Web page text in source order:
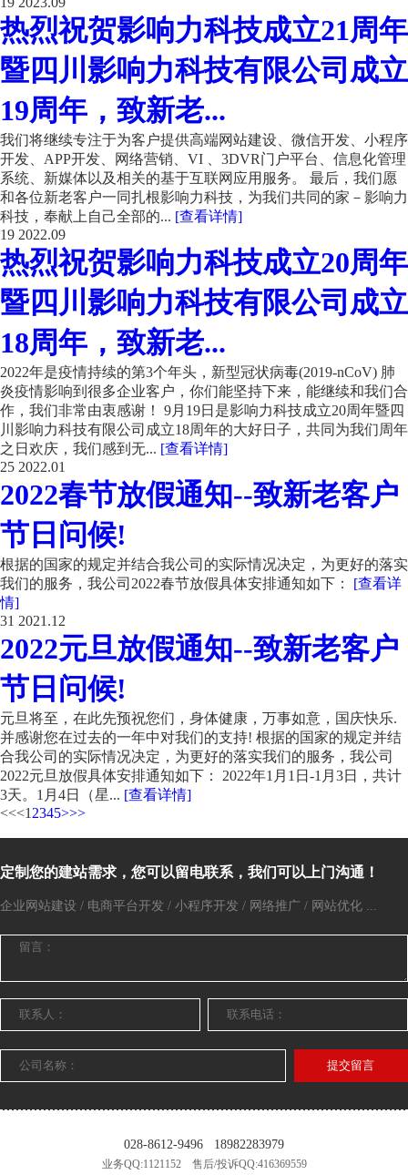
热烈祝贺影响力科技成立21周年
暨四川影响力科技有限公司成立
19周年，致新老...
我们将继续专注于为客户提供高端网站建设、微信开发、小程序
开发、APP开发、网络营销、VI 、3DVR门户平台、信息化管理
系统、新媒体以及相关的基于互联网应用服务。 最后，我们愿
和各位新老客户一同扎根影响力科技，为我们共同的家－影响力
科技，奉献上自己全部的... [查看详情]
19 2022.09
热烈祝贺影响力科技成立20周年
暨四川影响力科技有限公司成立
18周年，致新老...
2022年是疫情持续的第3个年头，新型冠状病毒(2019-nCoV) 肺
炎疫情影响到很多企业客户，你们能坚持下来，能继续和我们合
作，我们非常由衷感谢！ 9月19日是影响力科技成立20周年暨四
川影响力科技有限公司成立18周年的大好日子，共同为我们周年
之日欢庆，我们感到无... [查看详情]
25 2022.01
2022春节放假通知--致新老客户
节日问候!
根据的国家的规定并结合我公司的实际情况决定，为更好的落实
我们的服务，我公司2022春节放假具体安排通知如下： [查看详
情]
31 2021.12
2022元旦放假通知--致新老客户
节日问候!
元旦将至，在此先预祝您们，身体健康，万事如意，国庆快乐.
并感谢您在过去的一年中对我们的支持! 根据的国家的规定并结
合我公司的实际情况决定，为更好的落实我们的服务，我公司
2022元旦放假具体安排通知如下： 2022年1月1日-1月3日，共计
3天。1月4日（星... [查看详情]
<<<1 2345>>>
定制您的建站需求，您可以留电联系，我们可以上门沟通！
企业网站建设 / 电商平台开发 / 小程序开发 / 网络推广 / 网站优化 ...
提交留言
028-8612-9496 18982283979
业务QQ:1121152 售后/投诉QQ:416369559